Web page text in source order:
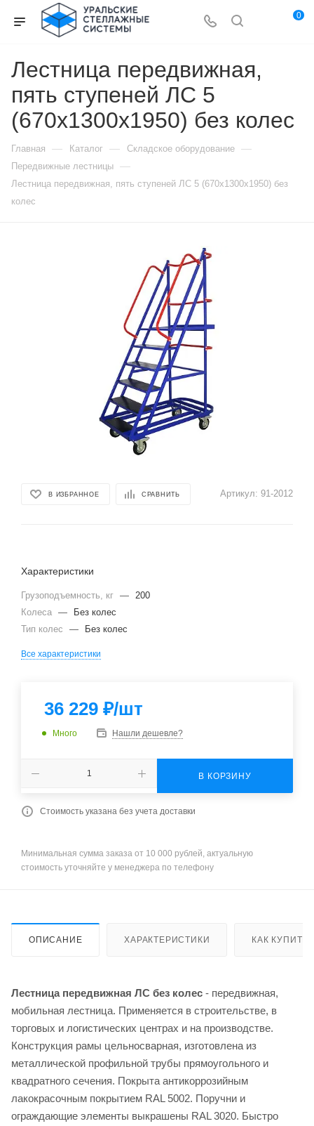
0
Лестница передвижная,
пять ступеней ЛС 5
(670х1300х1950) без колес
Главная — Каталог — Складское оборудование —
Передвижные лестницы —
Лестница передвижная, пять ступеней ЛС 5 (670х1300х1950) без
колес
В ИЗБРАННОЕ СРАВНИТЬ Артикул: 91-2012
Характеристики
Грузоподъемность, кг — 200
Колеса —
Без колес
Тип колес
— Без колес
Все характеристики
36 229 ₽/шт
Много Нашли дешевле?
В КОРЗИНУ
Стоимость указана без учета доставки
Минимальная сумма заказа от 10 000 рублей, актуальную
стоимость уточняйте у менеджера по телефону
ОПИСАНИЕ ХАРАКТЕРИСТИКИ КАК КУПИТЬ
Лестница передвижная ЛС без колес - передвижная,
мобильная лестница. Применяется в строительстве, в
торговых и логистических центрах и на производстве.
Конструкция рамы цельносварная, изготовлена из
металлической профильной трубы прямоугольного и
квадратного сечения. Покрыта антикоррозийным
лакокрасочным покрытием RAL 5002. Поручни и
ограждающие элементы выкрашены RAL 3020. Быстро